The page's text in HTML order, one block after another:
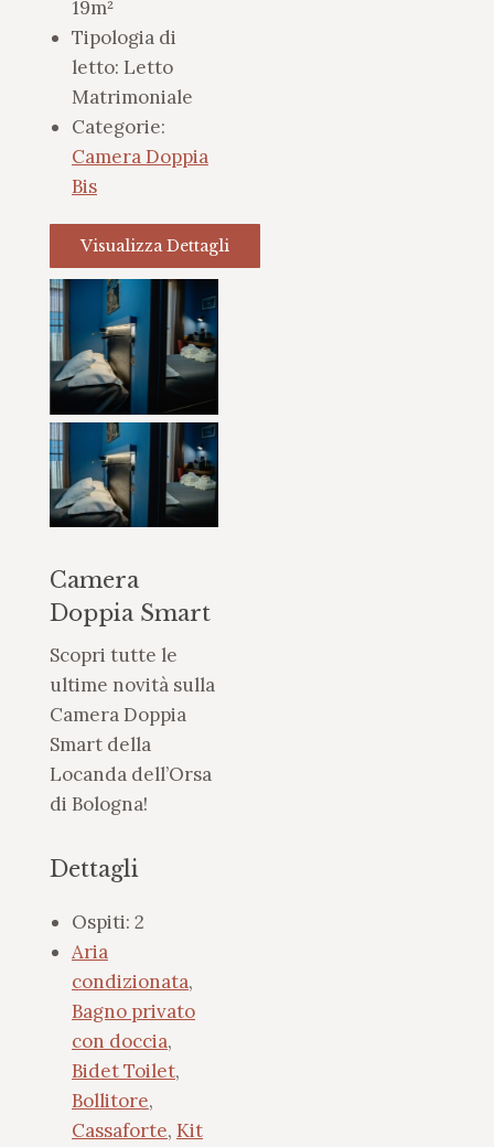
19m²
Tipologia di
letto: Letto
Matrimoniale
Categorie:
Camera Doppia
Bis
Visualizza Dettagli
Camera
Doppia Smart
Scopri tutte le
ultime novità sulla
Camera Doppia
Smart della
Locanda dell’Orsa
di Bologna!
Dettagli
Ospiti: 2
Aria
condizionata,
Bagno privato
con doccia,
Bidet Toilet,
Bollitore,
Cassaforte, Kit